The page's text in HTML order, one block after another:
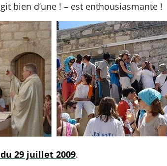
bien d’une ! – est enthousiasmante !
29 juillet 2009.